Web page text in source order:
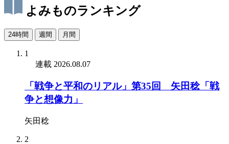
よみものランキング
24時間 週間 月間
1
連載 2026.08.07
「戦争と平和のリアル」第35回 矢田稔「戦
争と想像力」
矢田稔
2